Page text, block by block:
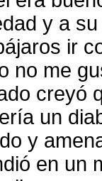
y a
ir
no me
creyó
un
y
en un